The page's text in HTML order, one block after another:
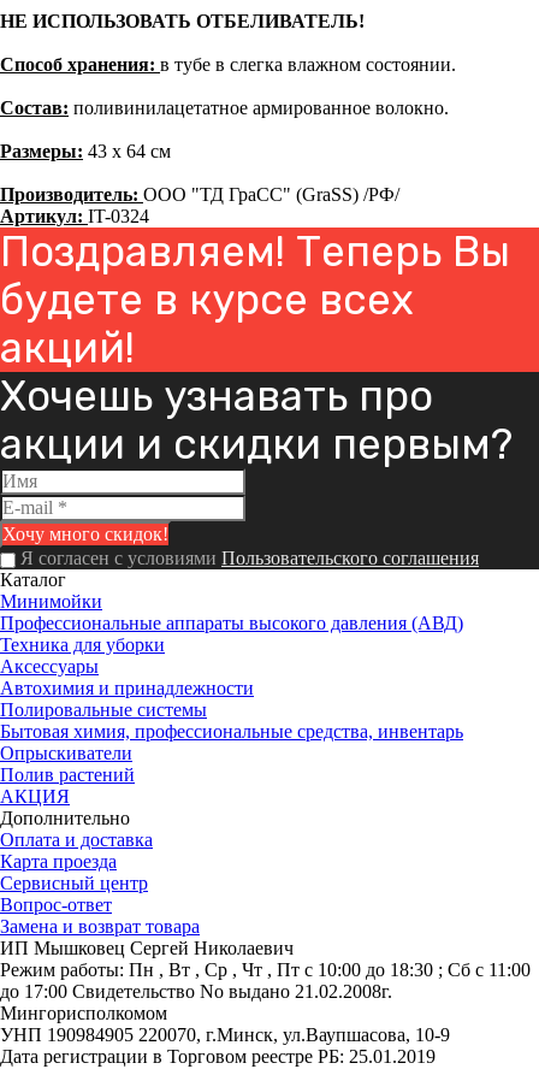
НЕ ИСПОЛЬЗОВАТЬ ОТБЕЛИВАТЕЛЬ!
Способ хранения: в тубе в слегка влажном состоянии.
Состав: поливинилацетатное армированное волокно.
Размеры: 43 х 64 см
Производитель: ООО "ТД ГраСС" (GraSS) /РФ/
Артикул: IT-0324
Поздравляем! Теперь Вы
будете в курсе всех
акций!
Хочешь узнавать про
акции и скидки первым?
Я согласен с условиями Пользовательского соглашения
Каталог
Минимойки
Профессиональные аппараты высокого давления (АВД)
Техника для уборки
Аксессуары
Автохимия и принадлежности
Полировальные системы
Бытовая химия, профессиональные средства, инвентарь
Опрыскиватели
Полив растений
АКЦИЯ
Дополнительно
Оплата и доставка
Карта проезда
Сервисный центр
Вопрос-ответ
Замена и возврат товара
ИП Мышковец Сергей Николаевич
Режим работы: Пн , Вт , Ср , Чт , Пт c 10:00 до 18:30 ; Сб c 11:00
до 17:00 Свидетельство No выдано 21.02.2008г.
Мингорисполкомом
УНП 190984905 220070, г.Минск, ул.Ваупшасова, 10-9
Дата регистрации в Торговом реестре РБ: 25.01.2019